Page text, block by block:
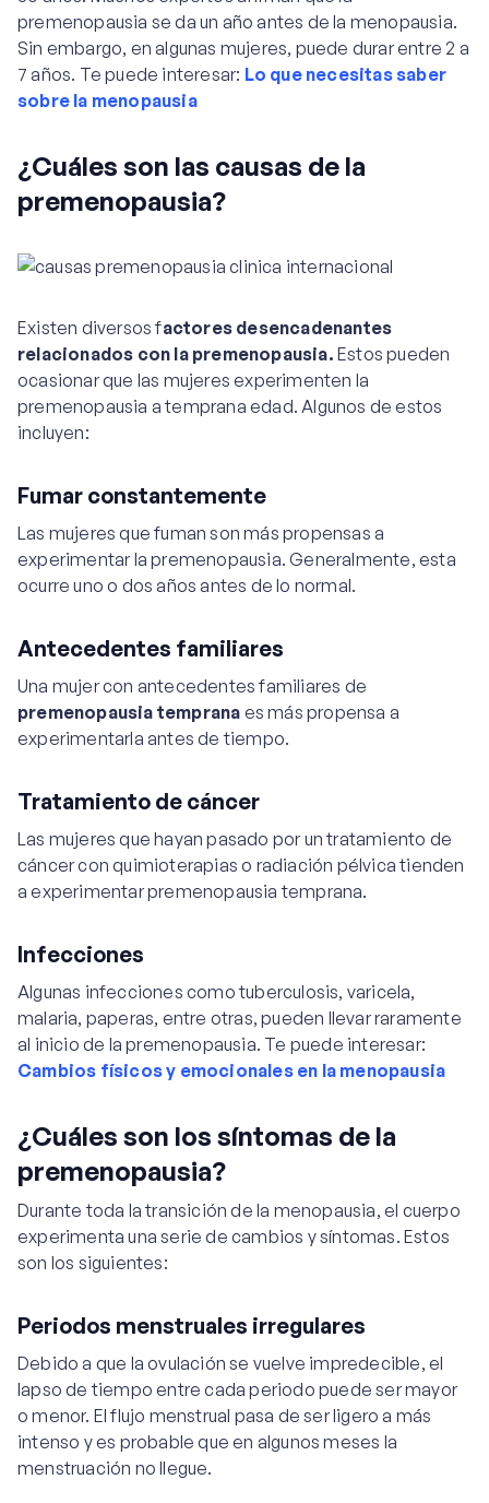
premenopausia se da un año antes de la menopausia.
Sin embargo, en algunas mujeres, puede durar entre 2 a
7 años. Te puede interesar: Lo que necesitas saber
sobre la menopausia
¿Cuáles son las causas de la
premenopausia?
Existen diversos factores desencadenantes
relacionados con la premenopausia. Estos pueden
ocasionar que las mujeres experimenten la
premenopausia a temprana edad. Algunos de estos
incluyen:
Fumar constantemente
Las mujeres que fuman son más propensas a
experimentar la premenopausia. Generalmente, esta
ocurre uno o dos años antes de lo normal.
Antecedentes familiares
Una mujer con antecedentes familiares de
premenopausia temprana es más propensa a
experimentarla antes de tiempo.
Tratamiento de cáncer
Las mujeres que hayan pasado por un tratamiento de
cáncer con quimioterapias o radiación pélvica tienden
a experimentar premenopausia temprana.
Infecciones
Algunas infecciones como tuberculosis, varicela,
malaria, paperas, entre otras, pueden llevar raramente
al inicio de la premenopausia. Te puede interesar:
Cambios físicos y emocionales en la menopausia
¿Cuáles son los síntomas de la
premenopausia?
Durante toda la transición de la menopausia, el cuerpo
experimenta una serie de cambios y síntomas. Estos
son los siguientes:
Periodos menstruales irregulares
Debido a que la ovulación se vuelve impredecible, el
lapso de tiempo entre cada periodo puede ser mayor
o menor. El flujo menstrual pasa de ser ligero a más
intenso y es probable que en algunos meses la
menstruación no llegue.